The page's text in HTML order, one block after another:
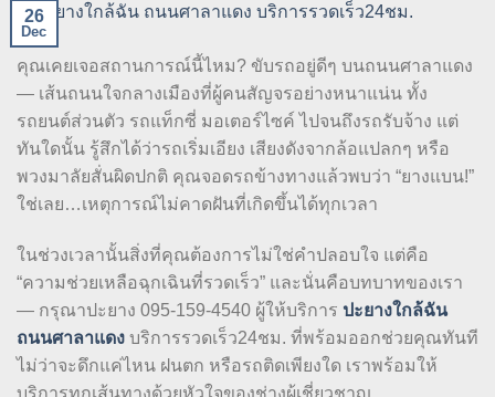
26
Dec
คุณเคยเจอสถานการณ์นี้ไหม? ขับรถอยู่ดีๆ บนถนนศาลาแดง
— เส้นถนนใจกลางเมืองที่ผู้คนสัญจรอย่างหนาแน่น ทั้ง
รถยนต์ส่วนตัว รถแท็กซี่ มอเตอร์ไซค์ ไปจนถึงรถรับจ้าง แต่
ทันใดนั้น รู้สึกได้ว่ารถเริ่มเอียง เสียงดังจากล้อแปลกๆ หรือ
พวงมาลัยสั่นผิดปกติ คุณจอดรถข้างทางแล้วพบว่า “ยางแบน!”
ใช่เลย…เหตุการณ์ไม่คาดฝันที่เกิดขึ้นได้ทุกเวลา
ในช่วงเวลานั้นสิ่งที่คุณต้องการไม่ใช่คำปลอบใจ แต่คือ
“ความช่วยเหลือฉุกเฉินที่รวดเร็ว” และนั่นคือบทบาทของเรา
— กรุณาปะยาง 095-159-4540 ผู้ให้บริการ ปะยางใกล้ฉัน
ถนนศาลาแดง บริการรวดเร็ว24ชม. ที่พร้อมออกช่วยคุณทันที
ไม่ว่าจะดึกแค่ไหน ฝนตก หรือรถติดเพียงใด เราพร้อมให้
บริการทุกเส้นทางด้วยหัวใจของช่างผู้เชี่ยวชาญ